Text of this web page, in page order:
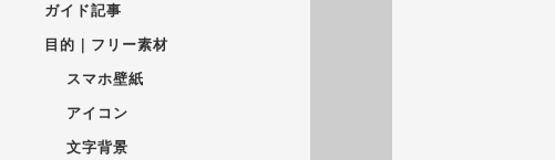
ガイド記事
目的｜フリー素材
スマホ壁紙
アイコン
文字背景